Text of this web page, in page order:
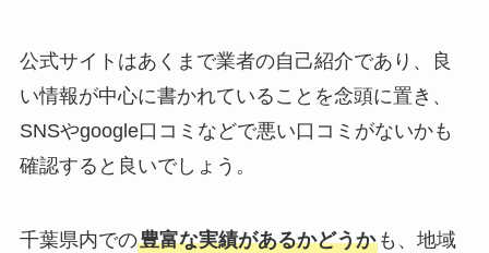
公式サイトはあくまで業者の自己紹介であり、良
い情報が中心に書かれていることを念頭に置き、
SNSやgoogle口コミなどで悪い口コミがないかも
確認すると良いでしょう。
千葉県内での豊富な実績があるかどうかも、地域